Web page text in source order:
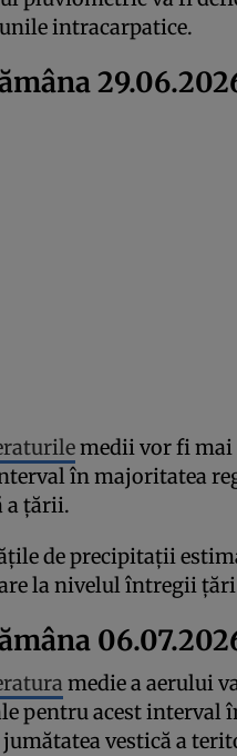
intracarpatice.
medii vor fi mai
în majoritatea
a țării.
de precipitații
la nivelul întregii
medie a aerului
pentru acest interval
jumătatea vestică a